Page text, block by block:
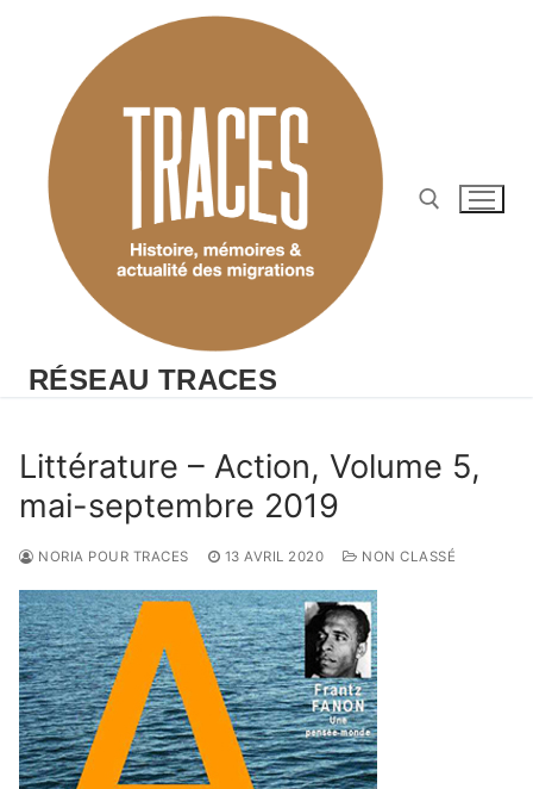
RÉSEAU TRACES
Littérature – Action, Volume 5,
mai-septembre 2019
NORIA POUR TRACES 13 AVRIL 2020 NON CLASSÉ